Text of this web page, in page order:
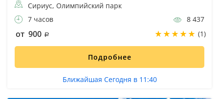
Сириус, Олимпийский парк
7 часов
8 437
от 900 (1)
Подробнее
Ближайшая Сегодня в 11:40